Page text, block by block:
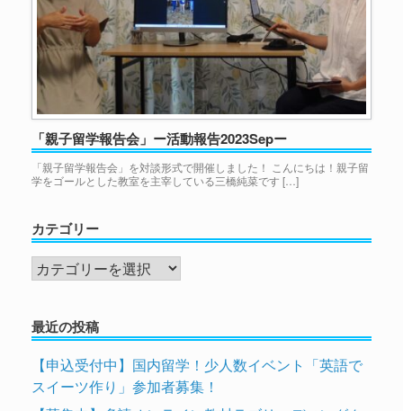
「親子留学報告会」ー活動報告2023Sepー
「親子留学報告会」を対談形式で開催しました！ こんにちは！親子留
学をゴールとした教室を主宰している三橋純菜です […]
カテゴリー
カ
テ
リ
最近の投稿
【申込受付中】国内留学！少人数イベント「英語で
スイーツ作り」参加者募集！